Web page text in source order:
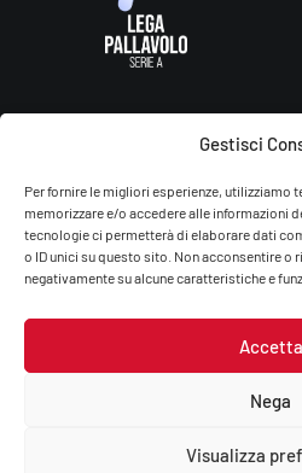
Gestisci
Per fornire le migliori esperienze, utilizziamo
memorizzare e/o accedere alle informazioni
tecnologie ci permetterà di elaborare dati
o ID unici su questo sito. Non acconsentire o
negativamente su alcune caratteristiche e
Accetta
Nega
Visualizza
Gas Sales Bluenergy Volley
P.Iva/C.F.:
Privacy Policy–